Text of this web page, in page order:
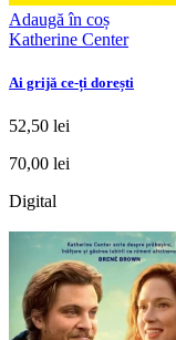
Adaugă în coș
Katherine Center
Ai grijă ce-ți dorești
52,50 lei
70,00 lei
Digital